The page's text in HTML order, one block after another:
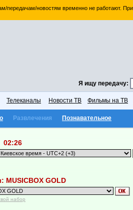
новостям временно не работают.
Я ищу передачу:
Телеканалы Новости ТВ Фильмы на ТВ
Развлечения Познавательное
02:26
MUSICBOX GOLD
набор